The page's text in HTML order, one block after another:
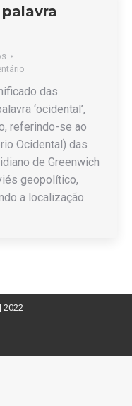
das
‘ocidental’,
referindo-se ao
Ocidental) das
de Greenwich
geopolítico,
a localização
2022